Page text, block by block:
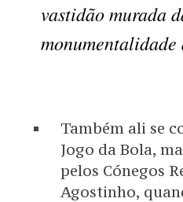
vastidão murada
Também ali se
Jogo da Bola,
pelos Cónegos
Agostinho,